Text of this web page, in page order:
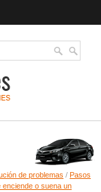
de problemas / Pasos
o suena un